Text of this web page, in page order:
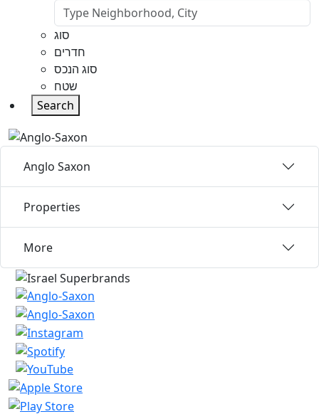
סוג
חדרים
סוג הנכס
שטח
Search
Anglo Saxon
Properties
More